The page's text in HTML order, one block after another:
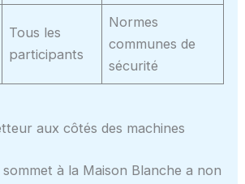
Tous les
participants
Normes
communes de
sécurité
aux côtés des machines
sommet à la Maison Blanche a non